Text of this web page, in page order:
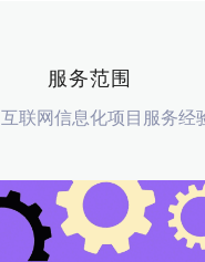
服务范围
联网信息化项目服务经